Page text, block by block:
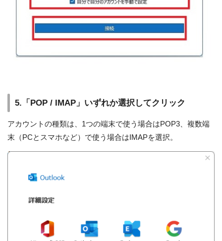
5.「POP / IMAP」いずれか選択してクリック
アカウントの種類は、1つの端末で使う場合はPOP3、複数端
末（PCとスマホなど）で使う場合はIMAPを選択。